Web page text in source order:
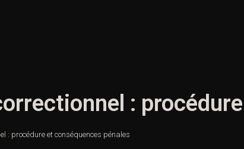
:
: procédure et conséquences pénales